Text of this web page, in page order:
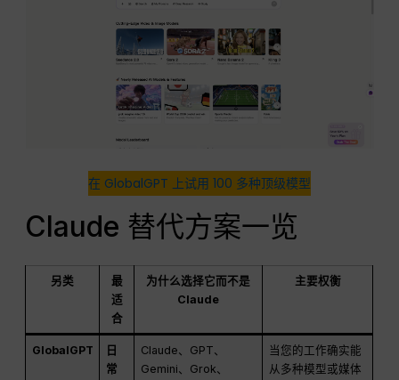
在 GlobalGPT 上试用 100 多种顶级模型
Claude 替代方案一览
另类
最
适
合
为什么选择它而不是
Claude
主要权衡
GlobalGPT
日
常
Claude、GPT、
Gemini、Grok、
当您的工作确实能
从多种模型或媒体